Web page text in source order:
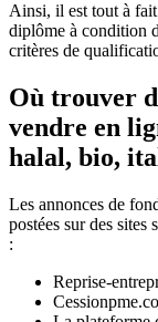
Ainsi, il est tout à
diplôme à condition
critères de
Où trouver
vendre en
halal, bio,
Les annonces de
postées sur des sites
:
Reprise-